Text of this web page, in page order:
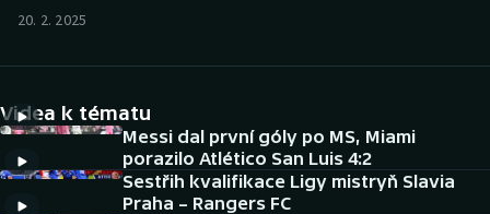
Cyklistika
DALŠÍ SPORTY
20. 2. 2025
Videa k tématu
Messi dal první góly po MS, Miami
porazilo Atlético San Luis 4:2
Sestřih kvalifikace Ligy mistryň Slavia
Praha – Rangers FC